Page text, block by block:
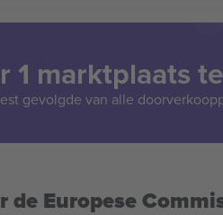
1 marktplaats
gevolgde van alle
de Europese